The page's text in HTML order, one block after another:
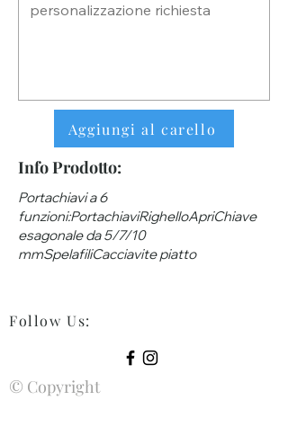
Aggiungi al carello
Info Prodotto:
Portachiavi a 6
funzioni:PortachiaviRighelloApriChiave
esagonale da 5/7/10
mmSpelafiliCacciavite piatto
Follow Us:
© Copyright